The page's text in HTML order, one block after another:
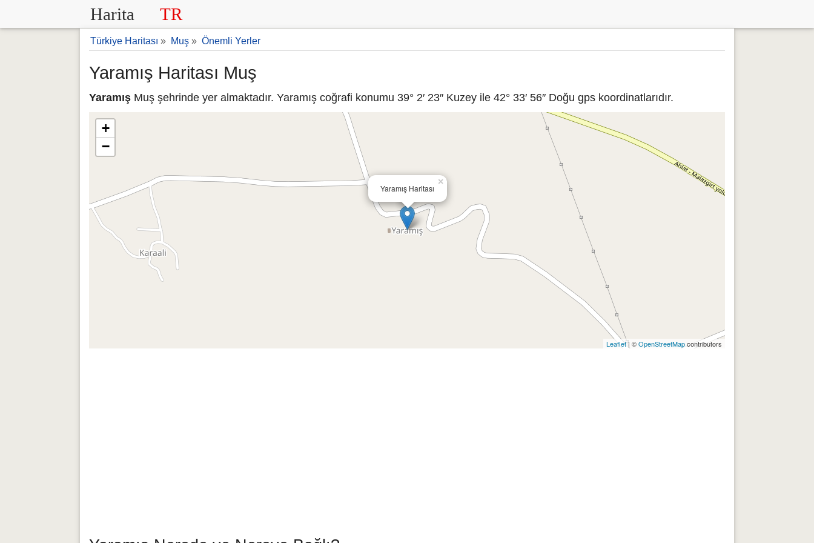
Harita TR
Türkiye Haritası » Muş » Önemli Yerler
Yaramış Haritası Muş
Yaramış Muş şehrinde yer almaktadır. Yaramış coğrafi konumu 39° 2′ 23″ Kuzey ile 42° 33′ 56″ Doğu gps koordinatlarıdır.
Yaramış Haritası
×
+
−
Leaflet| ©OpenStreetMapcontributors